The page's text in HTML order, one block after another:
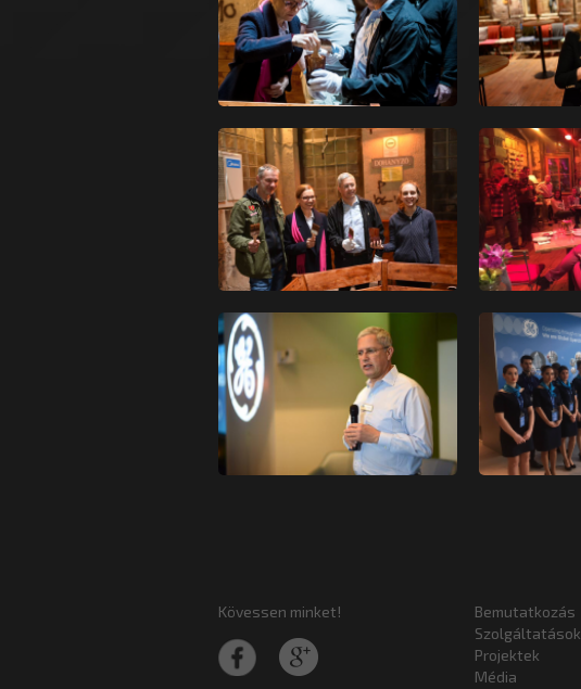
Kövessen minket!
Bemutatkozás
Szolgáltatások
Projektek
Média